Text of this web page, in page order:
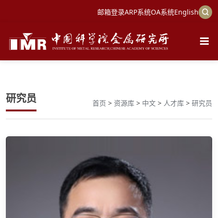
邮箱登录ARP系统OA系统English
研究员 首页 > 资源库 > 中文 > 人才库 > 研究员